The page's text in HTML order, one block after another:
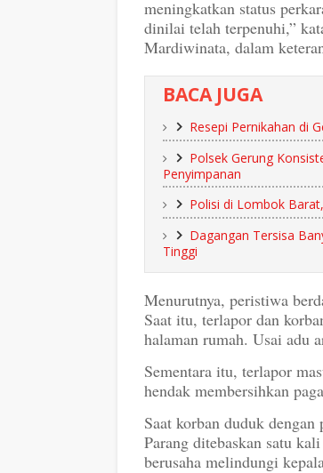
meningkatkan status
dinilai telah terpenuhi,”
Mardiwinata, dalam
BACA JUGA
Resepi Pernikahan di
Polsek Gerung
Penyimpanan
Polisi di Lombok
Dagangan Tersisa
Tinggi
Menurutnya, peristiwa
Saat itu, terlapor dan
halaman rumah. Usai adu
Sementara itu, terlapor
hendak membersihkan
Saat korban duduk
Parang ditebaskan satu
berusaha melindungi